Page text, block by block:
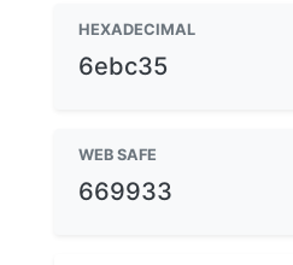
HEXADECIMAL
6ebc35
WEB SAFE
669933